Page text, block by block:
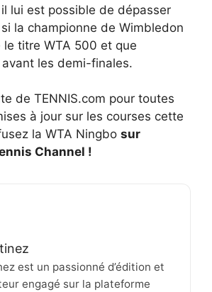
lui est possible de dépasser
la championne de Wimbledon
titre WTA 500 et que
avant les demi-finales.
de TENNIS.com pour toutes
à jour sur les courses cette
la WTA Ningbo sur
Channel !
est un passionné d’édition et
engagé sur la plateforme